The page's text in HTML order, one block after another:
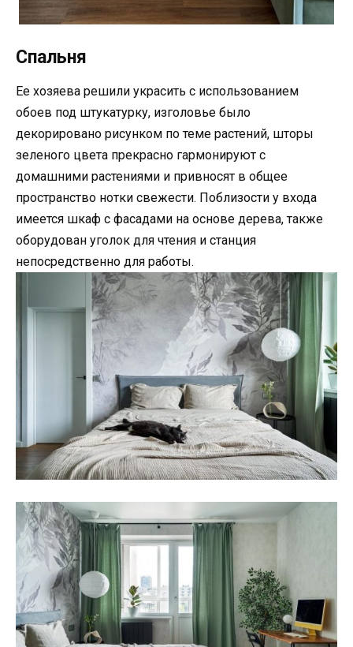
Спальня
Ее хозяева решили украсить с использованием
обоев под штукатурку, изголовье было
декорировано рисунком по теме растений, шторы
зеленого цвета прекрасно гармонируют с
домашними растениями и привносят в общее
пространство нотки свежести. Поблизости у входа
имеется шкаф с фасадами на основе дерева, также
оборудован уголок для чтения и станция
непосредственно для работы.